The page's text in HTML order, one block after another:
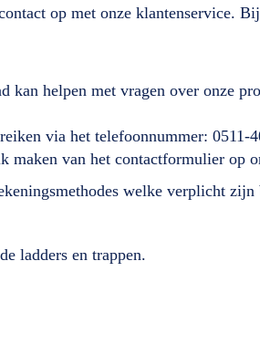
op met onze klantenservice.
kan helpen met vragen over onze
via het telefoonnummer: 0511-
maken van het contactformulier op
welke verplicht zijn
ladders en trappen.